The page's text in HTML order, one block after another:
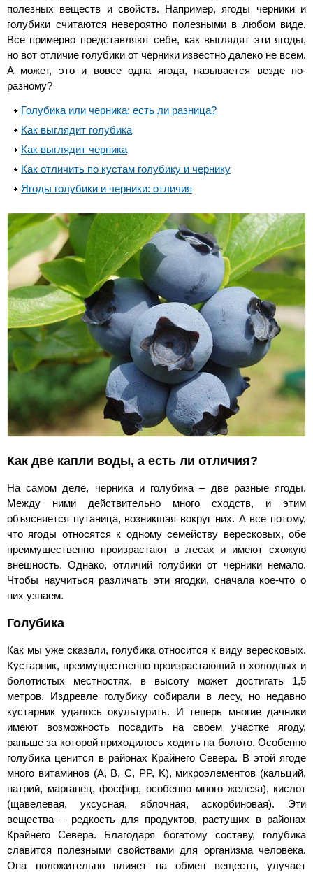
полезных веществ и свойств. Например, ягоды черники и
голубики считаются невероятно полезными в любом виде.
Все примерно представляют себе, как выглядят эти ягоды,
но вот отличие голубики от черники известно далеко не всем.
А может, это и вовсе одна ягода, называется везде по-
разному?
Голубика или черника: есть ли разница?
Как выглядит голубика
Как выглядит черника
Как отличить по кустам голубику и чернику
Ягоды голубики и черники: отличия
Как две капли воды, а есть ли отличия?
На самом деле, черника и голубика – две разные ягоды.
Между ними действительно много сходств, и этим
объясняется путаница, возникшая вокруг них. А все потому,
что ягоды относятся к одному семейству вересковых, обе
преимущественно произрастают в лесах и имеют схожую
внешность. Однако, отличий голубики от черники немало.
Чтобы научиться различать эти ягодки, сначала кое-что о
них узнаем.
Голубика
Как мы уже сказали, голубика относится к виду вересковых.
Кустарник, преимущественно произрастающий в холодных и
болотистых местностях, в высоту может достигать 1,5
метров. Издревле голубику собирали в лесу, но недавно
кустарник удалось окультурить. И теперь многие дачники
имеют возможность посадить на своем участке ягоду,
раньше за которой приходилось ходить на болото. Особенно
голубика ценится в районах Крайнего Севера. В этой ягоде
много витаминов (A, B, C, PP, K), микроэлементов (кальций,
натрий, марганец, фосфор, особенно много железа), кислот
(щавелевая, уксусная, яблочная, аскорбиновая). Эти
вещества – редкость для продуктов, растущих в районах
Крайнего Севера. Благодаря богатому составу, голубика
славится полезными свойствами для организма человека.
Она положительно влияет на обмен веществ, улучает